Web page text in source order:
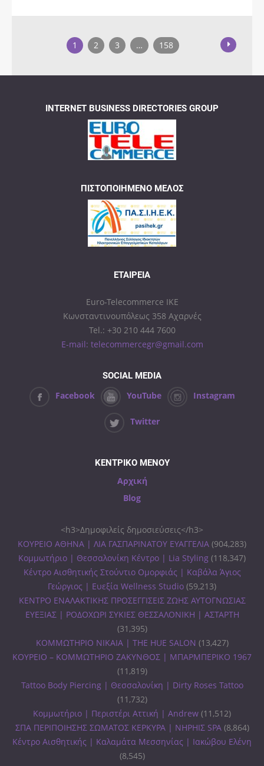
1 2 3 … 158
INTERNET BUSINESS DIRECTORIES GROUP
ΠΙΣΤΟΠΟΙΗΜΈΝΟ ΜΈΛΟΣ
ΕΤΑΙΡΕΊΑ
Euro-Telecommerce IKE
Κωνσταντινουπόλεως 358 Αχαρνές
Tel.: +30 210 444 7600
E-mail: telecommercegr@gmail.com
SOCIAL MEDIA
Facebook YouTube Instagram
Twitter
ΚΕΝΤΡΙΚΟ ΜΕΝΟΥ
Αρχική
Blog
<h3>Δημοφιλείς δημοσιεύσεις</h3>
ΚΟΥΡΕΙΟ ΑΘΗΝΑ | ΛΙΑ ΓΑΣΠΑΡΙΝΑΤΟΥ ΕΥΑΓΓΕΛΙΑ (904,283)
Κομμωτήριο | Θεσσαλονίκη Κέντρο | Lia Styling (118,347)
Κέντρο Αισθητικής Στούντιο Ομορφιάς | Καβάλα Άγιος
Γεώργιος | Ευεξία Wellness Studio (59,213)
ΚΕΝΤΡΟ ΕΝΑΛΑΚΤΙΚΗΣ ΠΡΟΣΕΓΓΙΣΕΙΣ ΖΩΗΣ ΑΥΤΟΓΝΩΣΙΑΣ
ΕΥΕΞΙΑΣ | ΡΟΔΟΧΩΡΙ ΣΥΚΙΕΣ ΘΕΣΣΑΛΟΝΙΚΗ | ΑΣΤΑΡΤΗ
(31,395)
ΚΟΜΜΩΤΗΡΙΟ ΝΙΚΑΙΑ | THE HUE SALON (13,427)
ΚΟΥΡΕΙΟ – ΚΟΜΜΩΤΗΡΙΟ ΖΑΚΥΝΘΟΣ | ΜΠΑΡΜΠΕΡΙΚΟ 1967
(11,819)
Tattoo Body Piercing | Θεσσαλονίκη | Dirty Roses Tattoo
(11,732)
Κομμωτήριο | Περιστέρι Αττική | Andrew (11,512)
ΣΠΑ ΠΕΡΙΠΟΙΗΣΗΣ ΣΩΜΑΤΟΣ ΚΕΡΚΥΡΑ | ΝΗΡΗΙΣ SPA (8,864)
Κέντρο Αισθητικής | Καλαμάτα Μεσσηνίας | Ιακώβου Ελένη
(8,545)